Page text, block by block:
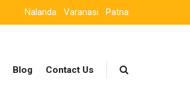
Nalanda Varanasi Patna
Blog Contact Us